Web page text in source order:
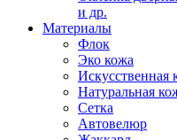
и др.
Материалы
Флок
Эко кожа
Искусственная
Натуральная
Сетка
Автовелюр